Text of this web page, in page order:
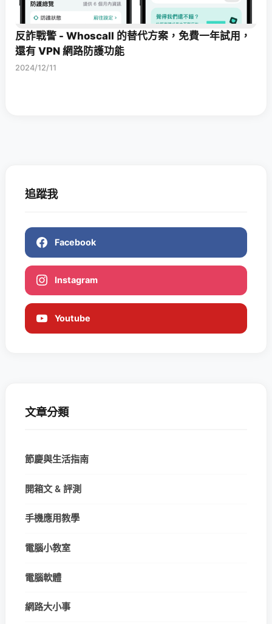
反詐戰警 - Whoscall 的替代方案，免費一年試用，
還有 VPN 網路防護功能
2024/12/11
追蹤我
Facebook
Instagram
Youtube
文章分類
節慶與生活指南
開箱文 & 評測
手機應用教學
電腦小教室
電腦軟體
網路大小事